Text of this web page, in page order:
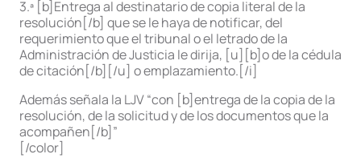
3.ª [b]Entrega al destinatario de copia literal de la
resolución[/b] que se le haya de notificar, del
requerimiento que el tribunal o el letrado de la
Administración de Justicia le dirija, [u][b]o de la cédula
de citación[/b][/u] o emplazamiento.[/i]
Además señala la LJV “con [b]entrega de la copia de la
resolución, de la solicitud y de los documentos que la
acompañen[/b]”
[/color]